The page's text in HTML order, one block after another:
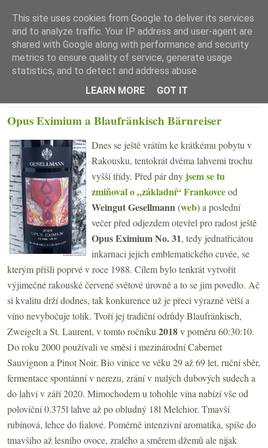
☰ Menu
Opus Eximium a Blaufränkisch Bärnreiser
Dnes se ještě vrátím ke krátkému pobytu v
Rakousku, tentokrát dvěma lahvemi trochu
vyšší třídy. Před pár dny jsem se tu
zmiňoval o „základní“ Frankovceod
Weingut Gesellmann(web) a poslední
večer před odjezdem otevřel pro radost ještě
Opus Eximium No. 31, tedy jednatřicátou
inkarnaci jejich emblematického cuvée, se
kterým přišli poprvé v roce 1988. Cílem bylo tenkrát vytvořit
výjimečné rakouské červené světové úrovně a to se jim povedlo. Ač
si kvalitu drží dodnes, tak konkurence už je přeci výrazně větší a
víno nevybočuje tolik. Tvoří jej tradiční odrůdy Blaufränkisch,
Zweigelt a St. Laurent, v tomto ročníku 2018v poměru 60:30:10.
Do roku 2000 používali ve směsi i mezinárodní Cabernet
Sauvignon a Pinot Noir. Bio vinice ve věku 29 až 69 let, ruční sběr,
fermentace spontánní v nerezu, zrání v malých dubových sudech a
do lahví v září 2020. Mimochodem u tohohle vína nabízí vše od
poloviční 0.375l lahve až po obludný 18l Melchior. Tmavší
rubínová, lehce do fialové. Poměrně intenzivní aromatika, spíše do
tmavšího až lesního ovoce, zralého a směrem džemů ale nijak
This site uses cookies from Google to deliver its services
and to analyze traffic. Your IP address and user-agent are
shared with Google along with performance and security
metrics to ensure quality of service, generate usage
statistics, and to detect and address abuse.
LEARN MORE
GOT IT